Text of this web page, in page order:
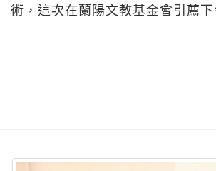
術，這次在蘭陽文教基金會引薦下